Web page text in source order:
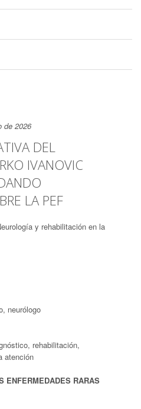
de 2026
DEL
IVANOVIC
LA PEF
y rehabilitación en la
neurólogo
rehabilitación,
atención
ENFERMEDADES RARAS